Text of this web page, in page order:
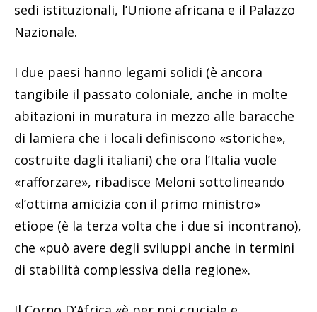
sedi istituzionali, l’Unione africana e il Palazzo
Nazionale.
I due paesi hanno legami solidi (è ancora
tangibile il passato coloniale, anche in molte
abitazioni in muratura in mezzo alle baracche
di lamiera che i locali definiscono «storiche»,
costruite dagli italiani) che ora l’Italia vuole
«rafforzare», ribadisce Meloni sottolineando
«l’ottima amicizia con il primo ministro»
etiope (è la terza volta che i due si incontrano),
che «può avere degli sviluppi anche in termini
di stabilità complessiva della regione».